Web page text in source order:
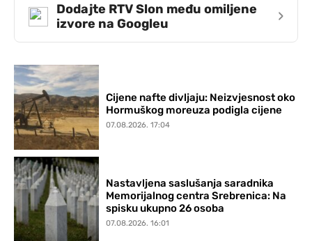
Dodajte RTV Slon među omiljene
izvore na Googleu
›
Cijene nafte divljaju: Neizvjesnost oko
Hormuškog moreuza podigla cijene
07.08.2026. 17:04
Nastavljena saslušanja saradnika
Memorijalnog centra Srebrenica: Na
spisku ukupno 26 osoba
07.08.2026. 16:01